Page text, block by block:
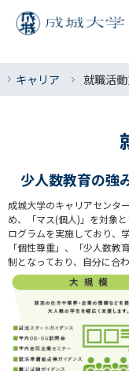
キャリア 就職活
少人数教育の強
成城大学のキャリアセンタ
め、「マス(個人)」を対象
ログラムを実施しており、
「個性尊重」、「少人数
制となっており、自分に合